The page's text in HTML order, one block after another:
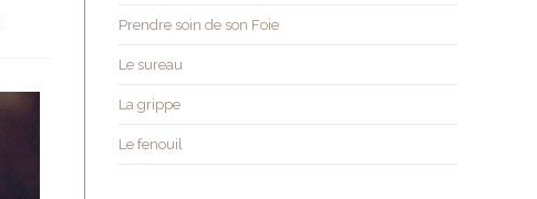
Prendre soin de son Foie
Le sureau
La grippe
Le fenouil